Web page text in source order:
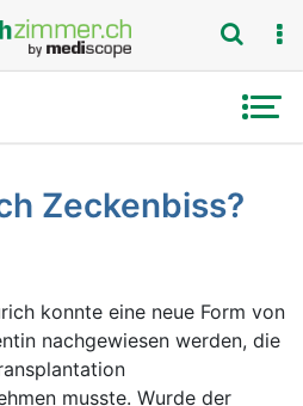
Zeckenbiss?
konnte eine neue Form von
nachgewiesen werden, die
musste. Wurde der